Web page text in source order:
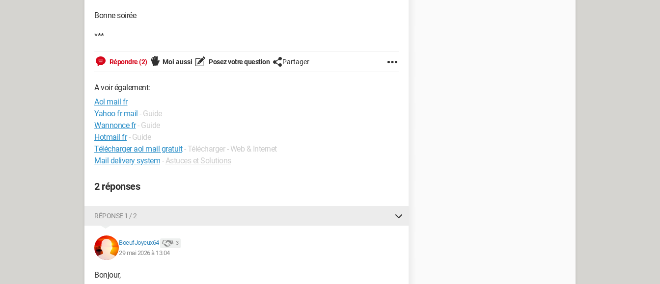
Bonne soirée
***
Répondre (2) Moi aussi Posez votre question Partager
A voir également:
Aol mail fr
Yahoo fr mail - Guide
Wannonce fr- Guide
Hotmail fr - Guide
Télécharger aol mail gratuit - Télécharger - Web & Internet
Mail delivery system -Astuces et Solutions
2 réponses
RÉPONSE 1 / 2
BoeufJoyeux64 3
29 mai 2026 à 13:04
Bonjour,